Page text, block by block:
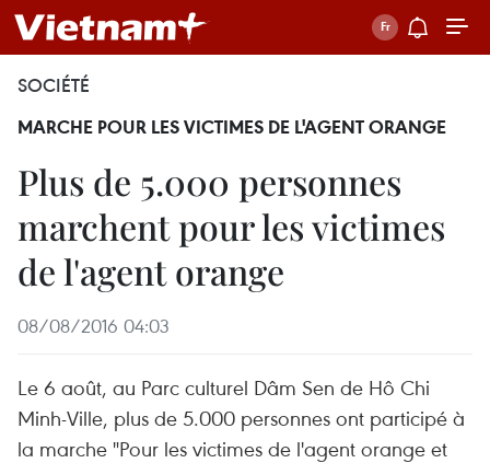
SOCIÉTÉ
MARCHE POUR LES VICTIMES DE L'AGENT ORANGE
Plus de 5.000 personnes
marchent pour les victimes
de l'agent orange
08/08/2016 04:03
Le 6 août, au Parc culturel Dâm Sen de Hô Chi
Minh-Ville, plus de 5.000 personnes ont participé à
la marche "Pour les victimes de l'agent orange et